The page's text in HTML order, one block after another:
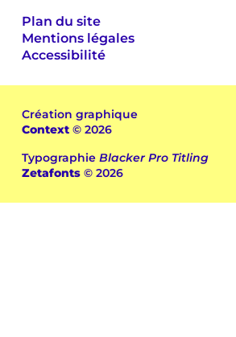
Plan du site
Mentions légales
Accessibilité
Création graphique
Context © 2026
Typographie Blacker Pro Titling
Zetafonts © 2026